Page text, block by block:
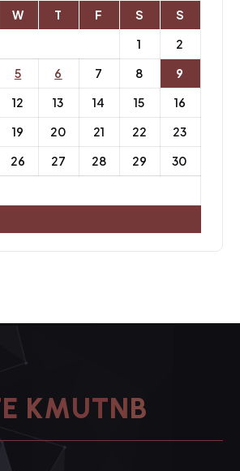
W T F S
S
1
2
5 6 7 8
9
12 13 14 15
16
19 20 21 22
23
26 27 28 29
30
E KMUTNB